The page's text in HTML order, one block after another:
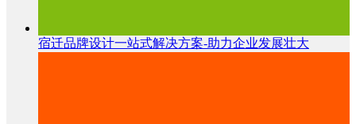
宿迁品牌设计一站式解决方案-助力企业发展壮大